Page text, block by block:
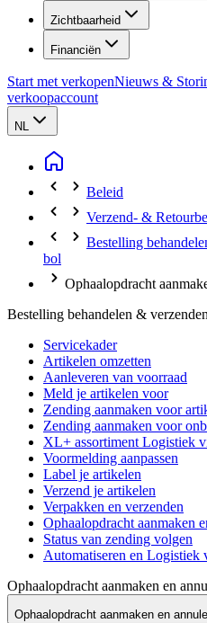
Zichtbaarheid
Financiën
Start met verkopenNieuws &
verkoopaccount
NL
Beleid
Verzend- &
Bestelling
bol
Ophaalopdracht
Bestelling behandelen &
Servicekader
Artikelen omzetten
Aanleveren van voorraad
Meld je artikelen voor
Zending aanmaken voor
Zending aanmaken voor
XL+ assortiment Logistiek
Voormelding aanpassen
Label je artikelen
Verzend je artikelen
Verpakken en verzenden
Ophaalopdracht aanmaken
Status van zending volgen
Automatiseren en Logistiek
Ophaalopdracht aanmaken en
Ophaalopdracht aanmaken en